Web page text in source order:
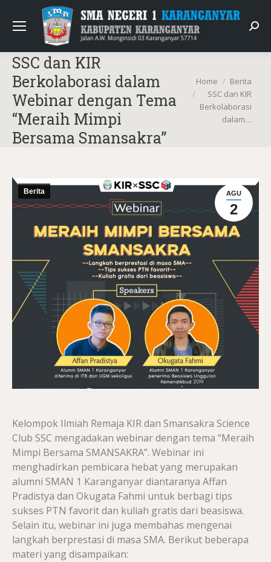
SSC dan KIR
Berkolaborasi dalam
Webinar dengan Tema
“Meraih Mimpi
Bersama Smansakra”
You are here:
Home
Berita
SSC dan KIR
Berkolaborasi
dalam…
AGU
2
Berita
Kelompok Ilmiah Remaja KIR dan Smansakra Science
Club SSC mengadakan webinar dengan tema “Meraih
Mimpi Bersama SMANSAKRA”. Webinar ini
menghadirkan pembicara hebat yang merupakan
alumni SMAN 1 Karanganyar diantaranya Affan
Pradistya dan Okugata Fahmi untuk berbagi tips
sukses PTN favorit dan kuliah gratis dari beasiswa.
Selain itu, webinar ini juga membahas mengenai
langkah berprestasi di masa SMA. Berikut beberapa
materi yang disampaikan: